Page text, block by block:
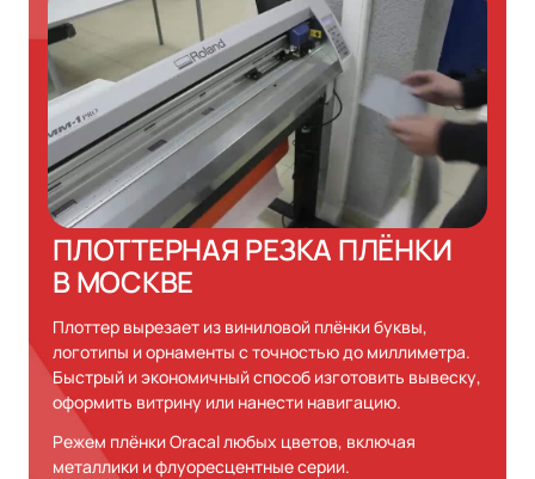
ПЛОТТЕРНАЯ РЕЗКА ПЛЁНКИ
В МОСКВЕ
Плоттер вырезает из виниловой плёнки буквы,
логотипы и орнаменты с точностью до миллиметра.
Быстрый и экономичный способ изготовить вывеску,
оформить витрину или нанести навигацию.
Режем плёнки Oracal любых цветов, включая
металлики и флуоресцентные серии.